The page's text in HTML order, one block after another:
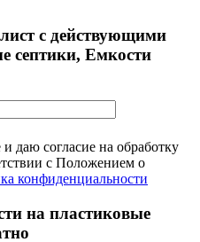
с действующими
септики, Емкости
даю согласие на обработку
с Положением о
конфиденциальности
на пластиковые